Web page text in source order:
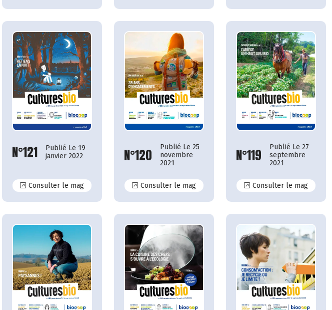
N°121
Publié Le 19
janvier 2022
Consulter le magN°121
N°120
Publié Le 25
novembre
2021
Consulter le magN°120
N°119
Publié Le 27
septembre
2021
Consulter le magN°119